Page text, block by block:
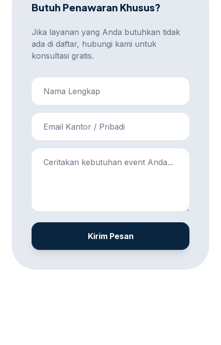
Butuh Penawaran Khusus?
Jika layanan yang Anda butuhkan tidak
ada di daftar, hubungi kami untuk
konsultasi gratis.
Kirim Pesan